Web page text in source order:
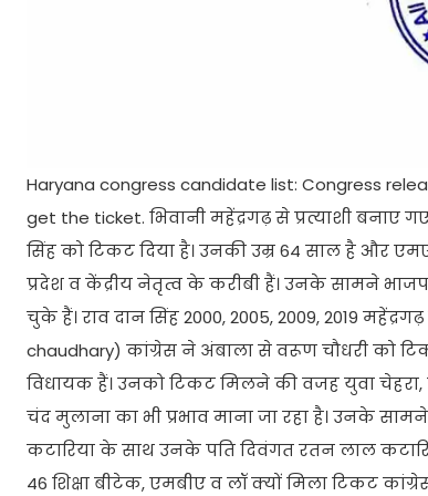
Haryana congress candidate list: Congress
get the ticket. भिवानी महेंद्रगढ़ से प्रत्याशी बनाए
सिंह को टिकट दिया है। उनकी उम्र 64 साल है और
प्रदेश व केंद्रीय नेतृत्व के करीबी हैं। उनके सामने भाजपा
चुके हैं। राव दान सिंह 2000, 2005, 2009, 2019
chaudhary) कांग्रेस ने अंबाला से वरूण चौधरी को
विधायक हैं। उनको टिकट मिलने की वजह युवा चेहरा,
चंद मुलाना का भी प्रभाव माना जा रहा है। उनके
कटारिया के साथ उनके पति दिवंगत रतन लाल
46 शिक्षा बीटेक, एमबीए व लॉ क्यों मिला टिकट